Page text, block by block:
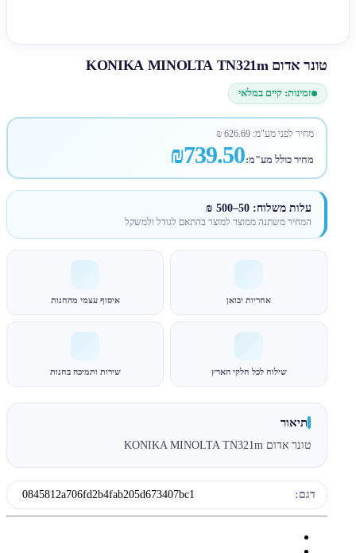
טונר אדום KONIKA MINOLTA TN321m
זמינות: קיים במלאי
מחיר לפני מע"מ:626.69
₪
מחיר כולל מע"מ:₪739.50
עלות משלוח: 50–500 ₪
המחיר משתנה ממוצר למוצר בהתאם לגודל ולמשקל
אחריות יבואן איסוף עצמי מהחנות
שילוח לכל חלקי הארץ שירות ותמיכה בחנות
תיאור
טונר אדום KONIKA MINOLTA TN321m
דגם: 0845812a706fd2b4fab205d673407bc1